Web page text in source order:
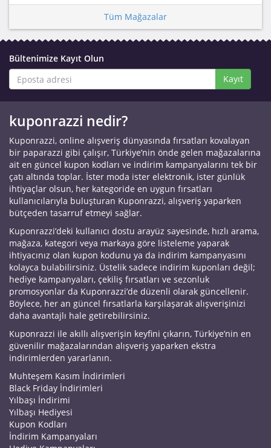
Tüm Mağazalar
Bültenimize Kayıt Olun
Kayıt
kuponrazzi nedir?
Kuponrazzi, online alışveriş dünyasında fırsatları kovalayan
bir paparazzi gibi çalışır, Türkiye’nin önde gelen mağazalarına
ait en güncel kupon kodları ve indirim kampanyalarını tek bir
çatı altında toplar. İster moda ister elektronik, ister günlük
ihtiyaçlar olsun, her kategoride en uygun fırsatları
kullanıcılarıyla buluşturan Kuponrazzi, alışveriş yaparken
bütçeden tasarruf etmeyi sağlar.
Kuponrazzi’deki kullanıcı dostu arayüz sayesinde, hızlı arama,
mağaza, kategori veya markaya göre listeleme yaparak
ihtiyacınız olan kupon kodunu ya da indirim kampanyasını
kolayca bulabilirsiniz. Üstelik sadece indirim kuponları değil;
hediye kampanyaları, çekiliş fırsatları ve sezonluk
promosyonlar da Kuponrazzi’de düzenli olarak güncellenir.
Böylece, her an güncel fırsatlarla karşılaşarak alışverişinizi
daha avantajlı hale getirebilirsiniz.
Kuponrazzi ile akıllı alışverişin keyfini çıkarın, Türkiye’nin en
güvenilir mağazalarından alışveriş yaparken ekstra
indirimlerden yararlanın.
Muhteşem Kasım İndirimleri
Black Friday İndirimleri
Yılbaşı İndirimi
Yılbaşı Hediyesi
Kupon Kodları
İndirim Kampanyaları